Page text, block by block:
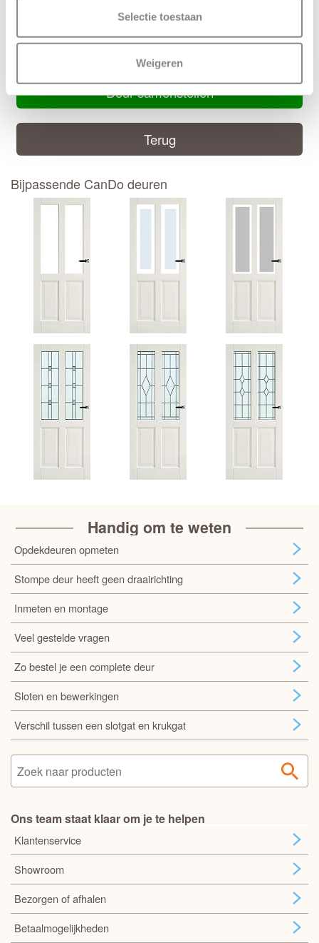
Selectie toestaan
Weigeren
Handige CanDo montage handleiding
Deur samenstellen
Terug
Bijpassende CanDo deuren
Handig om te weten
Opdekdeuren opmeten
Stompe deur heeft geen draairichting
Inmeten en montage
Veel gestelde vragen
Zo bestel je een complete deur
Sloten en bewerkingen
Verschil tussen een slotgat en krukgat
Ons team staat klaar om je te helpen
Klantenservice
Showroom
Bezorgen of afhalen
Betaalmogelijkheden